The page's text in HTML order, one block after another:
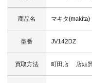
商品名 マキタ
型番 JV142DZ
買取方法 町田店 店頭